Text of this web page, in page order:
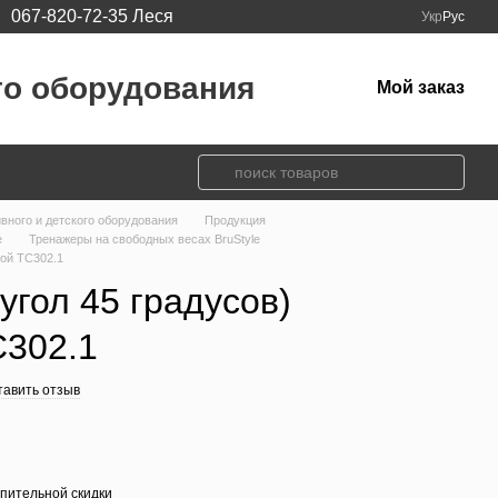
067-820-72-35 Леся Укр Рус
оборудования Мой заказ
и детского оборудования
Продукция
Тренажеры на свободных весах BruStyle
TC302.1
45 градусов)
отзыв
скидки